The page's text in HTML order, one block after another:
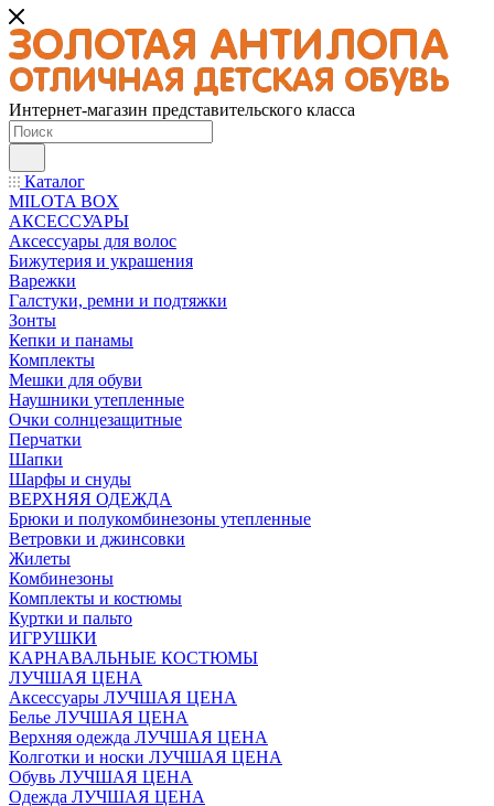
Интернет-магазин представительского класса
Каталог
MILOTA BOX
АКСЕССУАРЫ
Аксессуары для волос
Бижутерия и украшения
Варежки
Галстуки, ремни и подтяжки
Зонты
Кепки и панамы
Комплекты
Мешки для обуви
Наушники утепленные
Очки солнцезащитные
Перчатки
Шапки
Шарфы и снуды
ВЕРХНЯЯ ОДЕЖДА
Брюки и полукомбинезоны утепленные
Ветровки и джинсовки
Жилеты
Комбинезоны
Комплекты и костюмы
Куртки и пальто
ИГРУШКИ
КАРНАВАЛЬНЫЕ КОСТЮМЫ
ЛУЧШАЯ ЦЕНА
Аксессуары ЛУЧШАЯ ЦЕНА
Белье ЛУЧШАЯ ЦЕНА
Верхняя одежда ЛУЧШАЯ ЦЕНА
Колготки и носки ЛУЧШАЯ ЦЕНА
Обувь ЛУЧШАЯ ЦЕНА
Одежда ЛУЧШАЯ ЦЕНА